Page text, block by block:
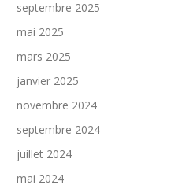
septembre 2025
mai 2025
mars 2025
janvier 2025
novembre 2024
septembre 2024
juillet 2024
mai 2024